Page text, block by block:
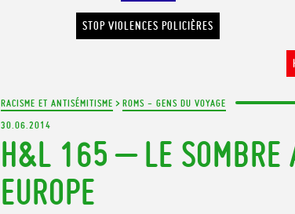
STOP VIOLENCES POLICIÈRES
RACISME ET ANTISÉMITISME >ROMS - GENS DU VOYAGE
30.06.2014
H&L 165 – LE SOMBRE
EUROPE